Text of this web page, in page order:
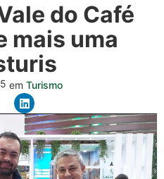
do Café
mais uma
em Turismo